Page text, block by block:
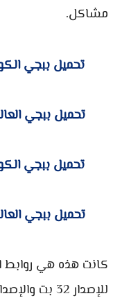
مشاكل.
تحميل ببجي الكوريه 32 بت التحديث
تحميل ببجي العالمية 32 بت التحديث
تحميل ببجي الكوريه 64 بت التحديث
تحميل ببجي العالمية 64 بت التحديث
كانت هذه هي روابط